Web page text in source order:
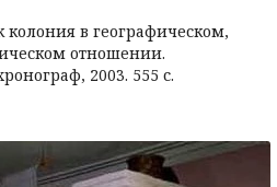
в географическом,
отношении.
2003. 555 с.